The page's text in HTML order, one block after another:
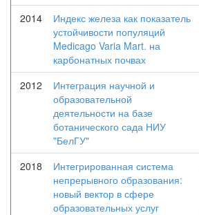
2014
Индекс железа как показатель
устойчивости популяций
Medicago Varia Mart. на
карбонатных почвах
2012
Интеграция научной и
образовательной
деятельности на базе
ботанического сада НИУ
"БелГУ"
2018
Интегрированная система
непрерывного образования:
новый вектор в сфере
образовательных услуг